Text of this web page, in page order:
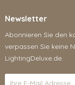
Newsletter
Abonnieren Sie den
verpassen Sie keine
LightingDeluxe.de.